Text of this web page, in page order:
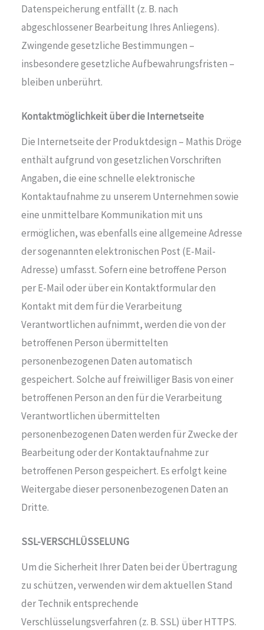
Datenspeicherung entfällt (z. B. nach
abgeschlossener Bearbeitung Ihres Anliegens).
Zwingende gesetzliche Bestimmungen –
insbesondere gesetzliche Aufbewahrungsfristen –
bleiben unberührt.
Kontaktmöglichkeit über die Internetseite
Die Internetseite der Produktdesign – Mathis Dröge
enthält aufgrund von gesetzlichen Vorschriften
Angaben, die eine schnelle elektronische
Kontaktaufnahme zu unserem Unternehmen sowie
eine unmittelbare Kommunikation mit uns
ermöglichen, was ebenfalls eine allgemeine Adresse
der sogenannten elektronischen Post (E-Mail-
Adresse) umfasst. Sofern eine betroffene Person
per E-Mail oder über ein Kontaktformular den
Kontakt mit dem für die Verarbeitung
Verantwortlichen aufnimmt, werden die von der
betroffenen Person übermittelten
personenbezogenen Daten automatisch
gespeichert. Solche auf freiwilliger Basis von einer
betroffenen Person an den für die Verarbeitung
Verantwortlichen übermittelten
personenbezogenen Daten werden für Zwecke der
Bearbeitung oder der Kontaktaufnahme zur
betroffenen Person gespeichert. Es erfolgt keine
Weitergabe dieser personenbezogenen Daten an
Dritte.
SSL-VERSCHLÜSSELUNG
Um die Sicherheit Ihrer Daten bei der Übertragung
zu schützen, verwenden wir dem aktuellen Stand
der Technik entsprechende
Verschlüsselungsverfahren (z. B. SSL) über HTTPS.